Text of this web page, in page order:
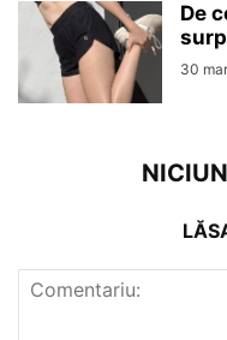
De
30